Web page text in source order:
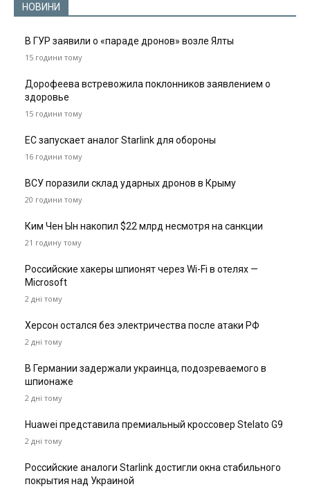
НОВИНИ
В ГУР заявили о «параде дронов» возле Ялты
15 години тому
Дорофеева встревожила поклонников заявлением о
здоровье
15 години тому
ЕС запускает аналог Starlink для обороны
16 години тому
ВСУ поразили склад ударных дронов в Крыму
20 години тому
Ким Чен Ын накопил $22 млрд несмотря на санкции
21 годину тому
Российские хакеры шпионят через Wi-Fi в отелях —
Microsoft
2 дні тому
Херсон остался без электричества после атаки РФ
2 дні тому
В Германии задержали украинца, подозреваемого в
шпионаже
2 дні тому
Huawei представила премиальный кроссовер Stelato G9
2 дні тому
Российские аналоги Starlink достигли окна стабильного
покрытия над Украиной